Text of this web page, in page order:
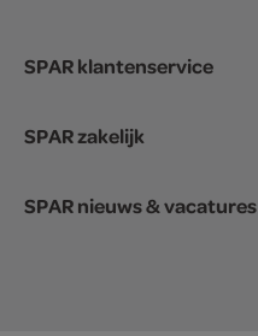
SPAR klantenservice
SPAR zakelijk
SPAR nieuws & vacatures